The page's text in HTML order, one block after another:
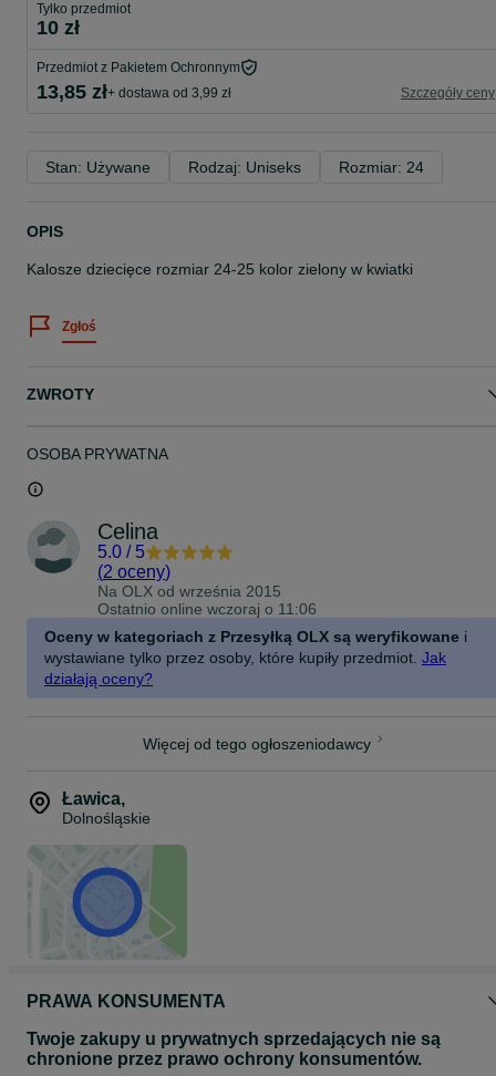
Tylko przedmiot
10 zł
Przedmiot z Pakietem Ochronnym
13,85 zł+ dostawa od 3,99 zł Szczegóły ceny
Stan: Używane Rodzaj: Uniseks Rozmiar: 24
OPIS
Kalosze dziecięce rozmiar 24-25 kolor zielony w kwiatki
Zgłoś
ZWROTY
OSOBA PRYWATNA
Celina
5.0 / 5
(2 oceny)
Na OLX od września 2015
Ostatnio online wczoraj o 11:06
Oceny w kategoriach z Przesyłką OLX są weryfikowane i
wystawiane tylko przez osoby, które kupiły przedmiot. Jak
działają oceny?
Więcej od tego ogłoszeniodawcy
Ławica,
Dolnośląskie
PRAWA KONSUMENTA
Twoje zakupy u prywatnych sprzedających nie są
chronione przez prawo ochrony konsumentów.